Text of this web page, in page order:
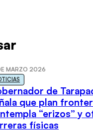
MARZO 2026
de
que plan
“erizos” y
físicas